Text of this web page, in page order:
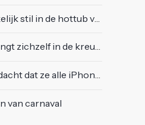
van Lang Leve de Liefde
kreukels op het Moonstar Festival
alle iPhones wel op kon kopen
van carnaval